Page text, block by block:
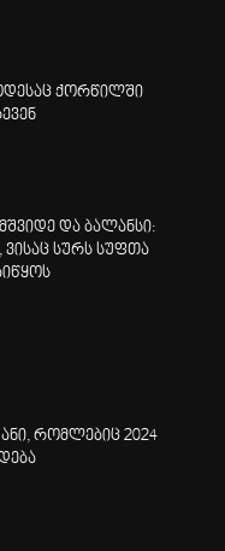
ქორწილში
და ბალანსი:
ვისაც სურს სუფთა
რომლებიც 2024